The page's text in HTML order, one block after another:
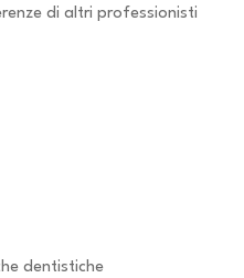
di altri professionisti
dentistiche